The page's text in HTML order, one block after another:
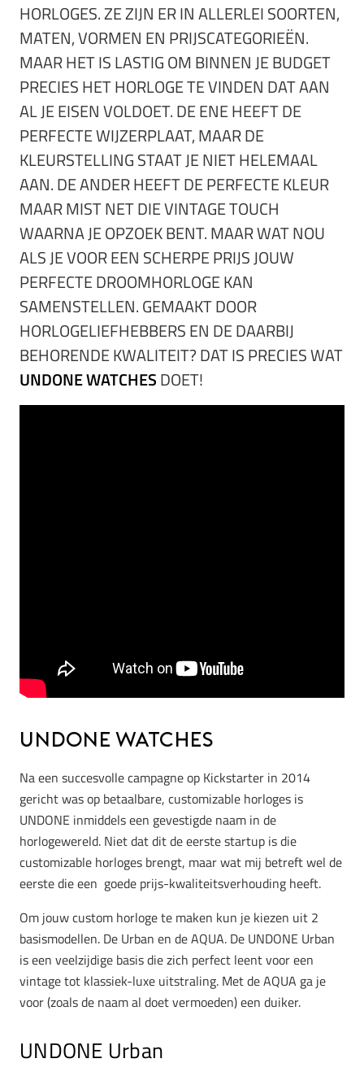
HORLOGES. ZE ZIJN ER IN ALLERLEI SOORTEN,
MATEN, VORMEN EN PRIJSCATEGORIEËN.
MAAR HET IS LASTIG OM BINNEN JE BUDGET
PRECIES HET HORLOGE TE VINDEN DAT AAN
AL JE EISEN VOLDOET. DE ENE HEEFT DE
PERFECTE WIJZERPLAAT, MAAR DE
KLEURSTELLING STAAT JE NIET HELEMAAL
AAN. DE ANDER HEEFT DE PERFECTE KLEUR
MAAR MIST NET DIE VINTAGE TOUCH
WAARNA JE OPZOEK BENT. MAAR WAT NOU
ALS JE VOOR EEN SCHERPE PRIJS JOUW
PERFECTE DROOMHORLOGE KAN
SAMENSTELLEN. GEMAAKT DOOR
HORLOGELIEFHEBBERS EN DE DAARBIJ
BEHORENDE KWALITEIT? DAT IS PRECIES WAT
UNDONE WATCHESDOET!
UNDONE Watches
Na een succesvolle campagne op Kickstarter in 2014
gericht was op betaalbare, customizable horloges is
UNDONE inmiddels een gevestigde naam in de
horlogewereld. Niet dat dit de eerste startup is die
customizable horloges brengt, maar wat mij betreft wel de
eerste die een goede prijs-kwaliteitsverhouding heeft.
Om jouw custom horloge te maken kun je kiezen uit 2
basismodellen. De Urban en de AQUA. De UNDONE Urban
is een veelzijdige basis die zich perfect leent voor een
vintage tot klassiek-luxe uitstraling. Met de AQUA ga je
voor (zoals de naam al doet vermoeden) een duiker.
UNDONE Urban